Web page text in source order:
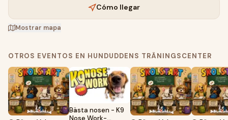
Cómo llegar
Mostrar mapa
OTROS EVENTOS EN HUNDUDDENS TRÄNINGSCENTER
Bästa nosen - K9